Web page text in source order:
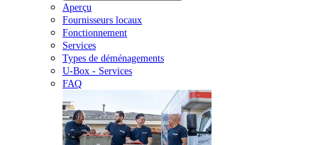
Aperçu
Fournisseurs locaux
Fonctionnement
Services
Types de déménagements
U-Box - Services
FAQ